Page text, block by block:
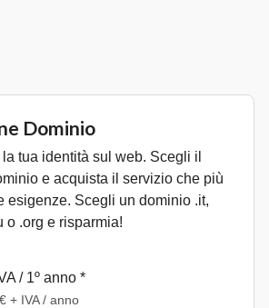
Dominio
tua identità sul web. Scegli il
e acquista il servizio che più
esigenze. Scegli un dominio .it,
o .org e risparmia!
/ 1º anno *
+ IVA / anno